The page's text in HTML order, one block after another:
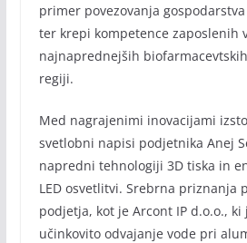
primer povezovanja
ter krepi kompetence zaposlenih
najnaprednejših
regiji.
Med nagrajenimi inovacijami
svetlobni napisi podjetnika Anej
napredni tehnologiji 3D tiska in
LED osvetlitvi. Srebrna priznanja
podjetja, kot je Arcont IP d.o.o.,
učinkovito odvajanje vode pri